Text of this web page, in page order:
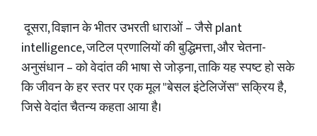
दूसरा, विज्ञान के भीतर उभरती धाराओं – जैसे plant
intelligence, जटिल प्रणालियों की बुद्धिमत्ता, और चेतना-
अनुसंधान – को वेदांत की भाषा से जोड़ना, ताकि यह स्पष्ट हो सके
कि जीवन के हर स्तर पर एक मूल "बेसल इंटेलिजेंस" सक्रिय है,
जिसे वेदांत चैतन्य कहता आया है।